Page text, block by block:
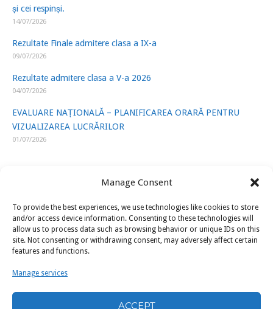
Manage Consent
To provide the best experiences, we use technologies like cookies to store
and/or access device information. Consenting to these technologies will
allow us to process data such as browsing behavior or unique IDs on this
site. Not consenting or withdrawing consent, may adversely affect certain
features and functions.
Manage services
ACCEPT
și cei respinși.
14/07/2026
Rezultate Finale admitere clasa a IX-a
09/07/2026
Rezultate admitere clasa a V-a 2026
04/07/2026
EVALUARE NAȚIONALĂ – PLANIFICAREA ORARĂ PENTRU
VIZUALIZAREA LUCRĂRILOR
01/07/2026
LINK-URI UTILE
ISJ Prahova
Ministerul Educatiei
U.A.P.